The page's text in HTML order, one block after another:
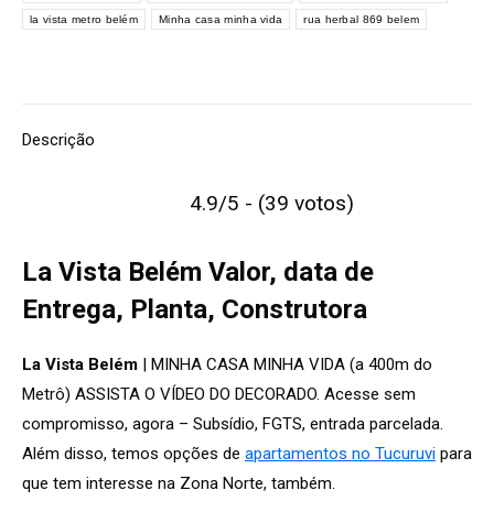
la vista metro belém Minha casa minha vida rua herbal 869 belem
Descrição
4.9/5 - (39 votos)
La Vista Belém Valor, data de
Entrega, Planta, Construtora
La Vista Belém | MINHA CASA MINHA VIDA (a 400m do
Metrô) ASSISTA O VÍDEO DO DECORADO. Acesse sem
compromisso, agora – Subsídio, FGTS, entrada parcelada.
Além disso, temos opções de apartamentos no Tucuruvi para
que tem interesse na Zona Norte, também.